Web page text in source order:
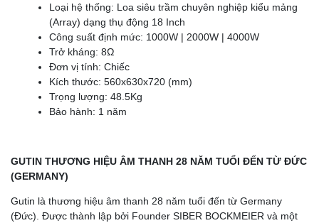
Loại hệ thống: Loa siêu trầm chuyên nghiệp kiểu mảng
(Array) dạng thụ động 18 Inch
Công suất định mức: 1000W | 2000W | 4000W
Trở kháng: 8Ω
Đơn vị tính: Chiếc
Kích thước: 560x630x720 (mm)
Trọng lượng: 48.5Kg
Bảo hành: 1 năm
GUTIN THƯƠNG HIỆU ÂM THANH 28 NĂM TUỔI ĐẾN TỪ ĐỨC
(GERMANY)
Gutin là thương hiệu âm thanh 28 năm tuổi đến từ Germany
(Đức). Được thành lập bởi Founder SIBER BOCKMEIER và một